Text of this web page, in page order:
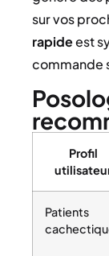
sur vos
rapideest
commande
Profil
Patients